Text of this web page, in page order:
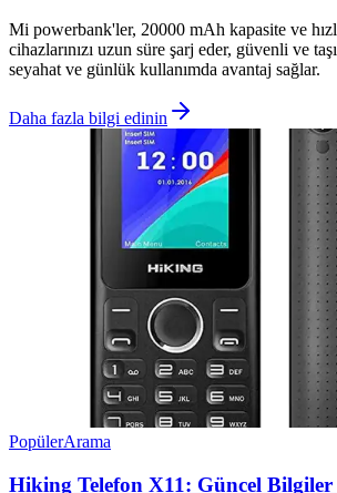
Mi powerbank'ler, 20000 mAh kapasite ve
cihazlarınızı uzun süre şarj eder, güvenli ve
seyahat ve günlük kullanımda avantaj sağlar.
Daha fazla bilgi edinin
PopülerArama
Hiking Telefon X11: Güncel Bilgiler